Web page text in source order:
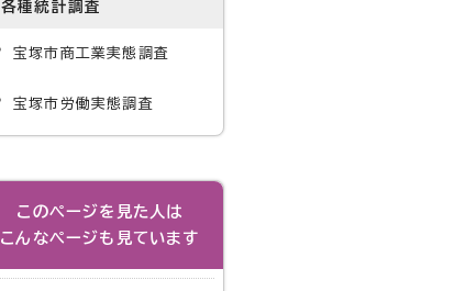
各種統計調査
宝塚市商工業実態調査
宝塚市労働実態調査
このページを見た人は
こんなページも見ています